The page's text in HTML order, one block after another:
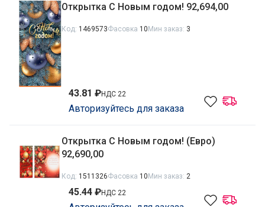
Открытка С Новым годом! 92,694,00
Код: 1469573Фасовка 10Мин заказ: 3
43.81 ₽НДС 22
Авторизуйтесь для заказа
Открытка С Новым годом! (Евро)
92,690,00
Код: 1511326Фасовка 10 Мин заказ: 2
45.44 ₽НДС 22